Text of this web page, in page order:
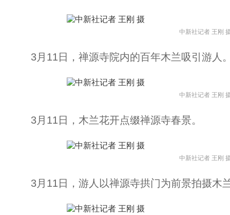
中新社记者 王刚
3月11日，禅源寺院内的百年木兰吸引游人
中新社记者 王刚
3月11日，木兰花开点缀禅源寺春景。
中新社记者 王刚
3月11日，游人以禅源寺拱门为前景拍摄木